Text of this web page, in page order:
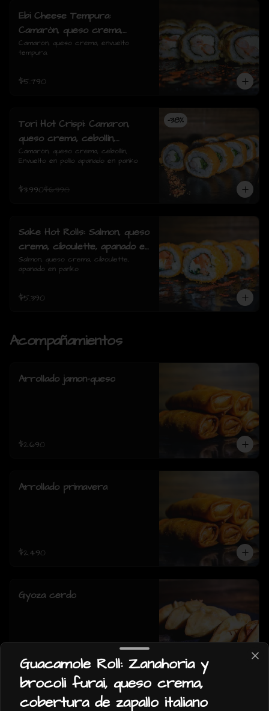
Ebi Cheese Tempura:
Camarón, queso crema,
envuelto tempura.
Camarón, queso crema, envuelto
tempura.
$5.790
-38%
Tori Hot Crispi: Camaron,
queso crema, cebollin,
Envuelto en pollo apanado en
panko
Camarón, queso crema, cebollín,
Envuelto en pollo apanado en panko
$3.990$6.390
Sake Hot Rolls: Salmon, queso
crema, ciboulette, apanado en
panko
Salmon, queso crema, ciboulette,
apanado en panko
$5.390
Acompañamientos
Arrollado jamon-queso
$2.690
Arrollado primavera
$2.490
Gyoza cerdo
$1.990
Gyoza pollo
Guacamole Roll: Zanahoria y
brocoli furai, queso crema,
cobertura de zapallo italiano